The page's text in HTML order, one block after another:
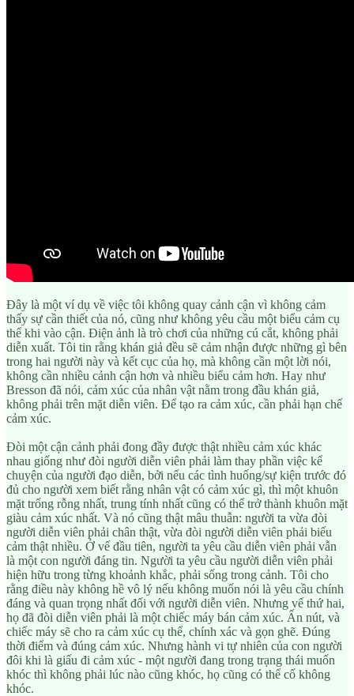
Đây là một ví dụ về việc tôi không quay cảnh cận vì không cảm
thấy sự cần thiết của nó, cũng như không yêu cầu một biểu cảm cụ
thể khi vào cận. Điện ảnh là trò chơi của những cú cắt, không phải
diễn xuất. Tôi tin rằng khán giả đều sẽ cảm nhận được những gì bên
trong hai người này và kết cục của họ, mà không cần một lời nói,
không cần nhiều cảnh cận hơn và nhiều biểu cảm hơn. Hay như
Bresson đã nói, cảm xúc của nhân vật nằm trong đầu khán giả,
không phải trên mặt diễn viên. Để tạo ra cảm xúc, cần phải hạn chế
cảm xúc.
Đòi một cận cảnh phải đong đầy được thật nhiều cảm xúc khác
nhau giống như đòi người diễn viên phải làm thay phần việc kể
chuyện của người đạo diễn, bởi nếu các tình huống/sự kiện trước đó
đủ cho người xem biết rằng nhân vật có cảm xúc gì, thì một khuôn
mặt trống rỗng nhất, trung tính nhất cũng có thể trở thành khuôn mặt
giàu cảm xúc nhất. Và nó cũng thật mâu thuẫn: người ta vừa đòi
người diễn viên phải chân thật, vừa đòi người diễn viên phải biểu
cảm thật nhiều. Ở vế đầu tiên, người ta yêu cầu diễn viên phải vẫn
là một con người đáng tin. Người ta yêu cầu người diễn viên phải
hiện hữu trong từng khoảnh khắc, phải sống trong cảnh. Tôi cho
rằng điều này không hề vô lý nếu không muốn nói là yêu cầu chính
đáng và quan trọng nhất đối với người diễn viên. Nhưng vế thứ hai,
họ đã đòi diễn viên phải là một chiếc máy bán cảm xúc. Ấn nút, và
chiếc máy sẽ cho ra cảm xúc cụ thể, chính xác và gọn ghẽ. Đúng
thời điểm và đúng cảm xúc. Nhưng hành vi tự nhiên của con người
đôi khi là giấu đi cảm xúc - một người đang trong trạng thái muốn
khóc thì không phải lúc nào cũng khóc, họ cũng có thể cố không
khóc.